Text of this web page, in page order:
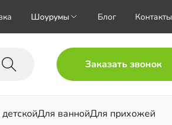
Шоурумы Блог Контакты
Заказать звонок
Для ваннойДля прихожей